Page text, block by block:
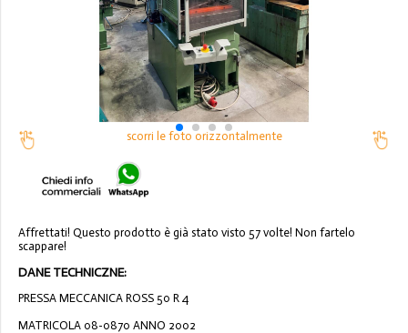
scorri le foto orizzontalmente
Affrettati! Questo prodotto è già stato visto 57 volte! Non fartelo
scappare!
DANE TECHNICZNE:
PRESSA MECCANICA ROSS 50 R 4
MATRICOLA 08-0870 ANNO 2002